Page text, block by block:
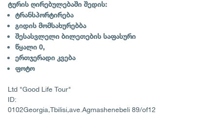
ტურის ღირებულებაში შედის:
ტრანსპორტირება
გიდის მომსახურებბა
შესასვლელი ბილეთების საფასური
წყალი 0,
ერთჯერადი კვება
ფოტო
Ltd "Good Life Tour"
ID:
0102Georgia,Tbilisi,ave.Agmashenebeli 89/of12